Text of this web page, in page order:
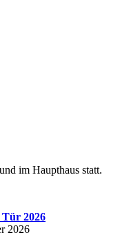
im Haupthaus statt.
Tür 2026
2026